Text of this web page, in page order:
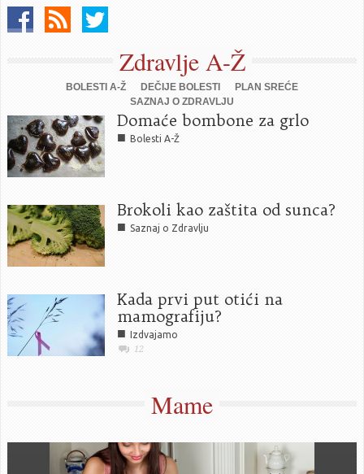
Zdravlje A-Ž
BOLESTI A-Ž DEČIJE BOLESTI
PLAN SREĆE
SAZNAJ O ZDRAVLJU
Domaće bombone za grlo
■ Bolesti A-Ž
Brokoli kao zaštita od sunca?
■ Saznaj o Zdravlju
Kada prvi put otići na
mamografiju?
■ Izdvajamo
12
Mame